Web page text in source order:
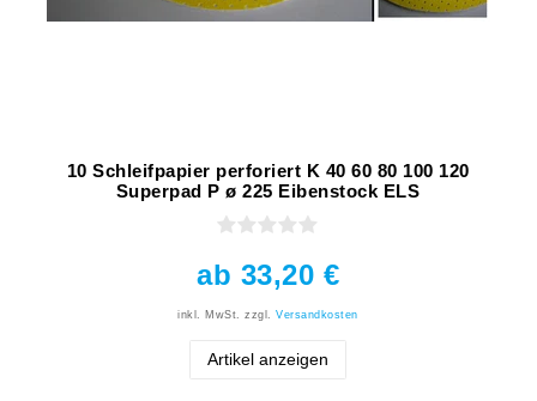
10 Schleifpapier perforiert K 40 60 80 100 120
Superpad P ø 225 Eibenstock ELS
ab 33,20 €
inkl. MwSt. zzgl.Versandkosten
Artikel anzeigen